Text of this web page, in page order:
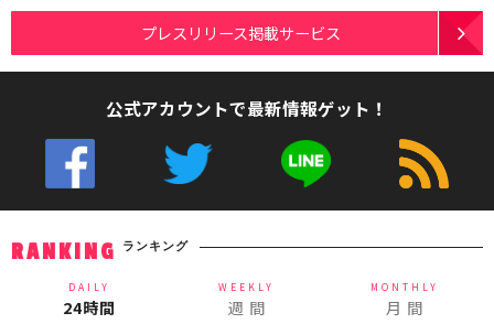
プレスリリース掲載サービス
公式アカウントで最新情報ゲット！
RANKING ランキング
DAILY
24時間
WEEKLY
週 間
MONTHLY
月 間